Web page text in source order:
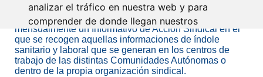
analizar el tráfico en nuestra web y para
comprender de donde llegan nuestros
visitantes.
Aceptar
El Sindicato de Técnicos de Enfermería, SAE, edita
mensualmente un Informativo de Acción Sindical en el
que se recogen aquellas informaciones de índole
sanitario y laboral que se generan en los centros de
trabajo de las distintas Comunidades Autónomas o
dentro de la propia organización sindical.